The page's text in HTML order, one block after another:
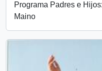
Programa Padres e
Maino